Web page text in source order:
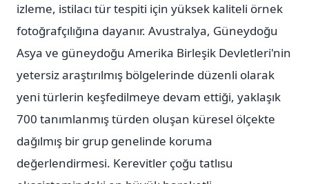
izleme, istilacı tür tespiti için yüksek kaliteli örnek
fotoğrafçılığına dayanır. Avustralya, Güneydoğu
Asya ve güneydoğu Amerika Birleşik Devletleri'nin
yetersiz araştırılmış bölgelerinde düzenli olarak
yeni türlerin keşfedilmeye devam ettiği, yaklaşık
700 tanımlanmış türden oluşan küresel ölçekte
dağılmış bir grup genelinde koruma
değerlendirmesi. Kerevitler çoğu tatlısu